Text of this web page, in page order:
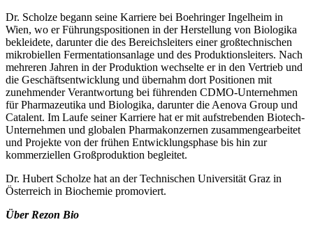
Dr. Scholze begann seine Karriere bei Boehringer Ingelheim in
Wien, wo er Führungspositionen in der Herstellung von Biologika
bekleidete, darunter die des Bereichsleiters einer großtechnischen
mikrobiellen Fermentationsanlage und des Produktionsleiters. Nach
mehreren Jahren in der Produktion wechselte er in den Vertrieb und
die Geschäftsentwicklung und übernahm dort Positionen mit
zunehmender Verantwortung bei führenden CDMO-Unternehmen
für Pharmazeutika und Biologika, darunter die Aenova Group und
Catalent. Im Laufe seiner Karriere hat er mit aufstrebenden Biotech-
Unternehmen und globalen Pharmakonzernen zusammengearbeitet
und Projekte von der frühen Entwicklungsphase bis hin zur
kommerziellen Großproduktion begleitet.
Dr. Hubert Scholze hat an der Technischen Universität Graz in
Österreich in Biochemie promoviert.
Über Rezon Bio